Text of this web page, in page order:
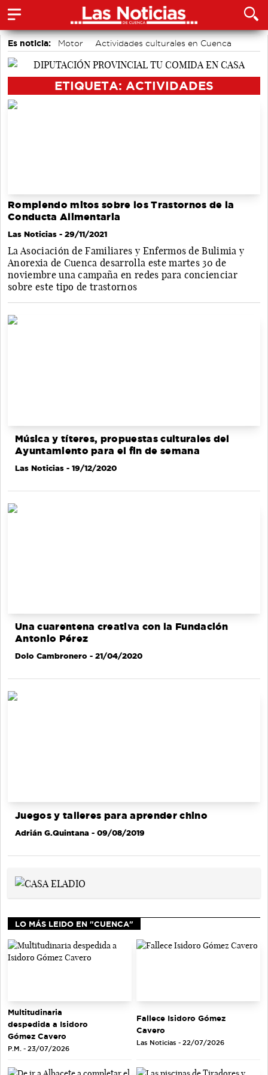
Es noticia: Motor
Actividades culturales en Cuenca
accidentes laborales
ETIQUETA: ACTIVIDADES
Rompiendo mitos sobre los Trastornos de la
Conducta Alimentaria
Las Noticias - 29/11/2021
La Asociación de Familiares y Enfermos de Bulimia y
Anorexia de Cuenca desarrolla este martes 30 de
noviembre una campaña en redes para concienciar
sobre este tipo de trastornos
Música y títeres, propuestas culturales del
Ayuntamiento para el fin de semana
Las Noticias - 19/12/2020
Una cuarentena creativa con la Fundación
Antonio Pérez
Dolo Cambronero - 21/04/2020
Juegos y talleres para aprender chino
Adrián G.Quintana - 09/08/2019
LO MÁS LEIDO EN "CUENCA"
Multitudinaria
despedida a Isidoro
Gómez Cavero
P.M. - 23/07/2026
Fallece Isidoro Gómez
Cavero
Las Noticias - 22/07/2026